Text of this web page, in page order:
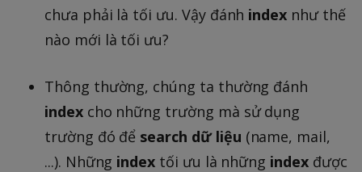
chưa phải là tối ưu. Vậy đánh index như thế
nào mới là tối ưu?
Thông thường, chúng ta thường đánh
indexcho những trường mà sử dụng
trường đó để search dữ liệu (name, mail,
...). Những index tối ưu là những indexđược